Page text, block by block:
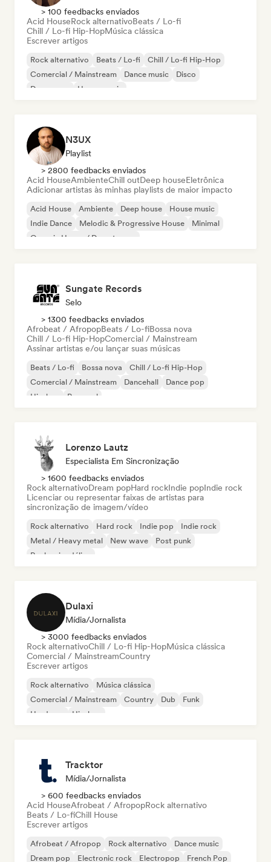
> 100 feedbacks enviados
Acid HouseRock alternativoBeats / Lo-fi
Chill / Lo-fi Hip-HopMúsica clássica
Escrever artigos
Rock alternativo Beats / Lo-fi
Chill / Lo-fi Hip-Hop
Comercial / Mainstream
Dance music
Disco
Dream pop
House music
N3UX
Playlist
> 2800 feedbacks enviados
Acid HouseAmbienteChill outDeep houseEletrônica
Adicionar artistas às minhas playlists de maior impacto
Acid House Ambiente Deep house
House music
Indie Dance
Melodic & Progressive House
Minimal
Organic House / Downtempo
Sungate Records
Selo
> 1300 feedbacks enviados
Afrobeat / AfropopBeats / Lo-fiBossa nova
Chill / Lo-fi Hip-HopComercial / Mainstream
Assinar artistas e/ou lançar suas músicas
Beats / Lo-fi Bossa nova
Chill / Lo-fi Hip-Hop
Comercial / Mainstream
Dancehall
Dance pop
Hip-hop
Pop soul
Lorenzo Lautz
Especialista Em Sincronização
> 1600 feedbacks enviados
Rock alternativoDream popHard rockIndie popIndie rock
Licenciar ou representar faixas de artistas para
sincronização de imagem/vídeo
Rock alternativo Hard rock Indie pop
Indie rock
Metal / Heavy metal
New wave
Post punk
Rock psicodélico
Dulaxi
Mídia/Jornalista
> 3000 feedbacks enviados
Rock alternativoChill / Lo-fi Hip-HopMúsica clássica
Comercial / MainstreamCountry
Escrever artigos
Rock alternativo
Música clássica
Comercial / Mainstream
Country Dub
Funk
Hardcore
Hip-hop
Tracktor
Mídia/Jornalista
> 600 feedbacks enviados
Acid HouseAfrobeat / AfropopRock alternativo
Beats / Lo-fiChill House
Escrever artigos
Afrobeat / Afropop Rock alternativo
Dance music
Dream pop
Electronic rock Electropop French Pop